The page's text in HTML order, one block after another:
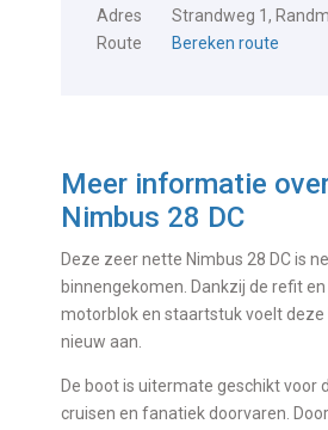
Adres
Strandweg 1,
Route
Bereken route
Meer informatie
Nimbus 28 DC
Deze zeer nette Nimbus 28 DC is
binnengekomen. Dankzij de refit
motorblok en staartstuk voelt deze
nieuw aan.
De boot is uitermate geschikt voor
cruisen en fanatiek doorvaren.